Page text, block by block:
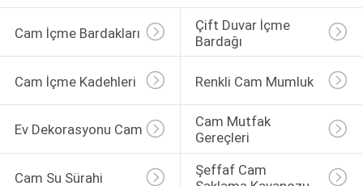
Cam İçme Bardakları
Çift Duvar İçme
Bardağı
Cam İçme Kadehleri Renkli Cam Mumluk
Ev Dekorasyonu Cam
Cam Mutfak
Gereçleri
Cam Su Sürahi
Şeffaf Cam